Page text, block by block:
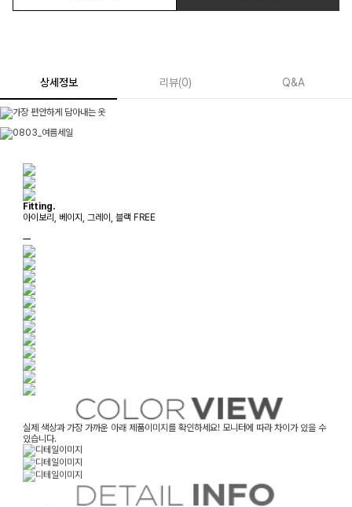
상세정보 리뷰(0) Q&A
Fitting.
아이보리, 베이지, 그레이, 블랙 FREE
ㅡ
실제 색상과 가장 가까운 아래 제품이미지를 확인하세요! 모니터에 따라 차이가 있을 수
있습니다.